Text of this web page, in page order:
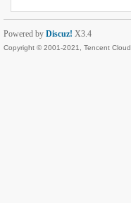
Powered by Discuz! X3.4
Copyright © 2001-2021, Tencent Cloud.